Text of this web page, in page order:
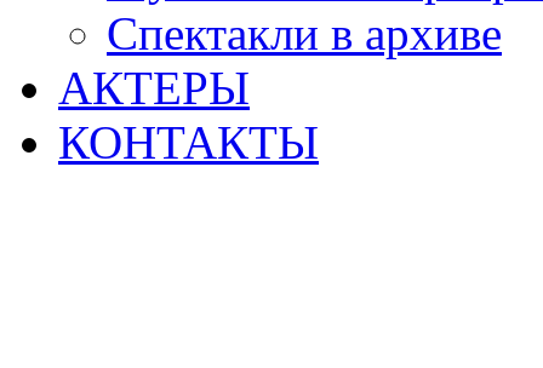
Спектакли в архиве
АКТЕРЫ
КОНТАКТЫ